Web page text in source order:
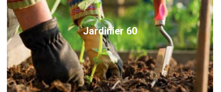
Jardinier 60